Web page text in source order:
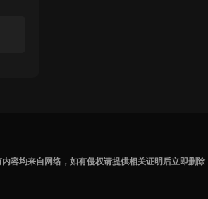
容均来自网络，如有侵权请提供相关证明后立即删除